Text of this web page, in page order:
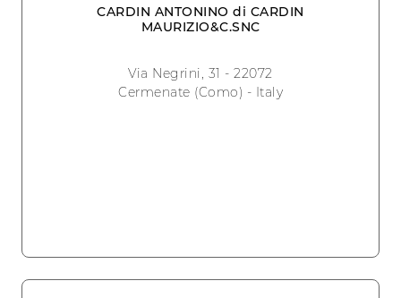
CARDIN ANTONINO di CARDIN
MAURIZIO&C.SNC
Via Negrini, 31 - 22072
Cermenate (Como) - Italy